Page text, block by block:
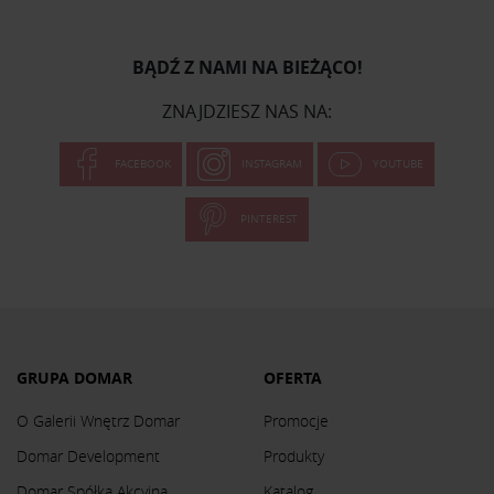
BĄDŹ Z NAMI NA BIEŻĄCO!
ZNAJDZIESZ NAS NA:
FACEBOOK INSTAGRAM YOUTUBE
PINTEREST
GRUPA DOMAR
O Galerii Wnętrz Domar
Domar Development
OFERTA
Promocje
Produkty